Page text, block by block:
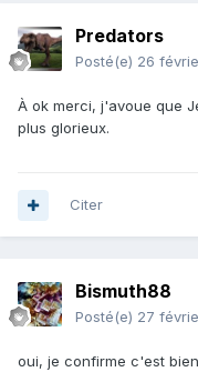
Predators
Posté(e) 26
À ok merci, j'avoue que
plus glorieux.
Citer
Bismuth88
Posté(e) 27
oui, je confirme c'est